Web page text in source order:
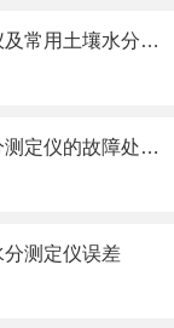
土壤水分测定仪及常用土壤水分测定方法介绍
高精度谷物水分测定仪的故障处理方法如下
测定仪误差